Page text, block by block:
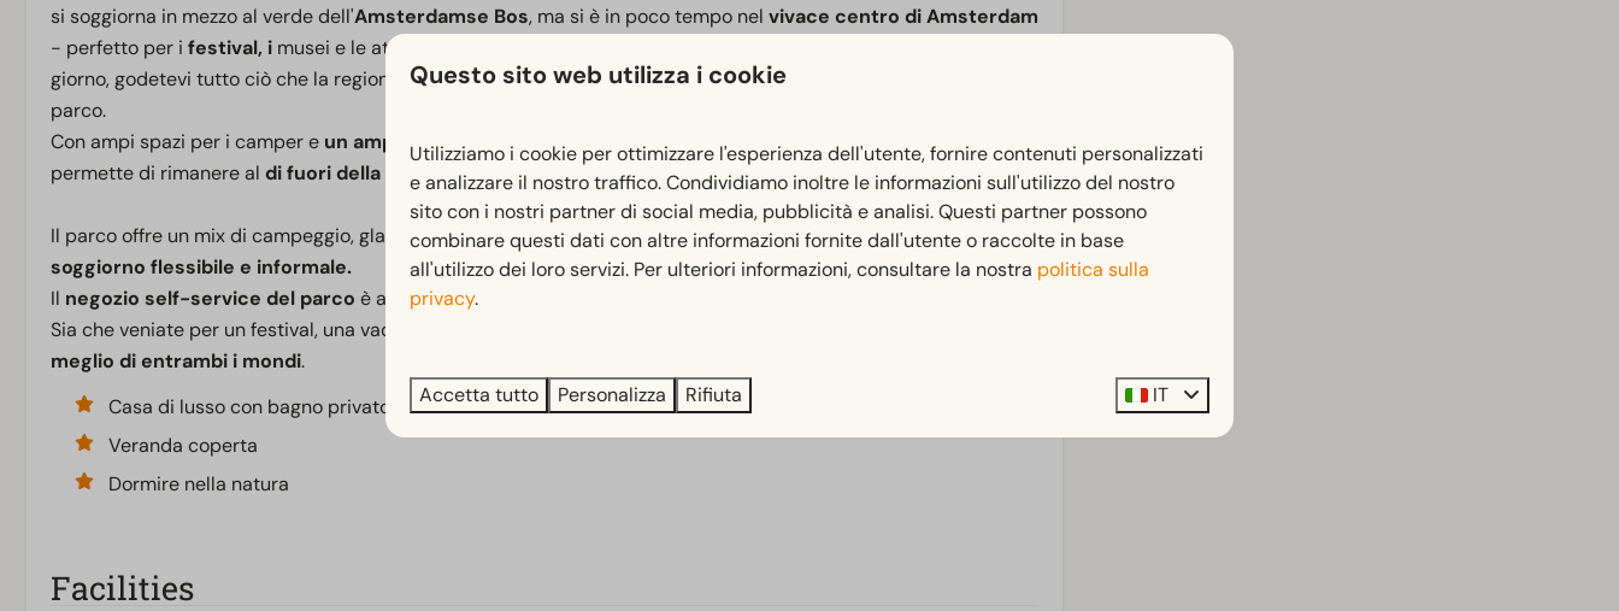
si soggiorna in mezzo al verde dell'Amsterdamse Bos, ma si è in poco tempo nel vivace centro di Amsterdam
- perfetto per i festival, i musei e le attrazioni turistiche come i
giorno, godetevi tutto ciò che la regione di Amsterdam ha da offrire, mentre la sera tornate alla tranquillità del
parco.
Con ampi spazi per i camper e un ampio parcheggio per le auto, Europarcs het Amsterdamse Bos vi
permette di rimanere al di fuori della zona ambientale.
Il parco offre un mix di campeggio, glamping, camere d'albergo e alloggi, che lo rendono perfetto per un
soggiorno flessibile e informale.
Il negozio self-service del parco è aperto tutto l'anno e in estate i
Sia che veniate per un festival, una vacanza in città o un soggiorno nella natura, qui potrete sperimentare il
meglio di entrambi i mondi.
Casa di lusso con bagno privato
Veranda coperta
Dormire nella natura
Facilities
Questo sito web utilizza i cookie
Utilizziamo i cookie per ottimizzare l'esperienza dell'utente, fornire contenuti personalizzati
e analizzare il nostro traffico. Condividiamo inoltre le informazioni sull'utilizzo del nostro
sito con i nostri partner di social media, pubblicità e analisi. Questi partner possono
combinare questi dati con altre informazioni fornite dall'utente o raccolte in base
all'utilizzo dei loro servizi. Per ulteriori informazioni, consultare la nostra politica sulla
privacy.
Accetta tutto Personalizza Rifiuta IT